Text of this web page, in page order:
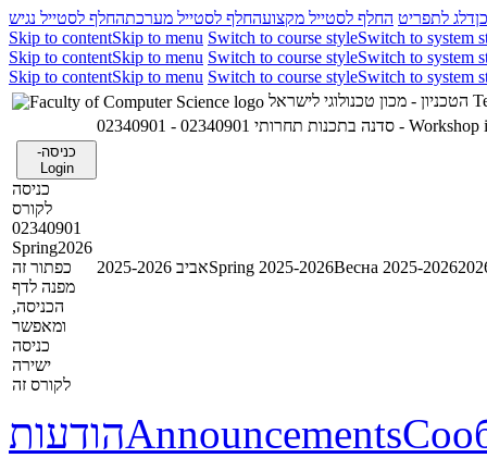
דלג לתפריט החלף לסטייל מקצועהחלף לסטייל מערכתהחלף לסטייל נגיש
Skip to contentSkip to menu Switch to course styleSwitch to system
Skip to contentSkip to menu Switch to course styleSwitch to system
Skip to contentSkip to menu Switch to course styleSwitch to system
02340901 - סדנה בתכנות תחרותי 02340901 -
כניסה-
Login
כניסה
לקורס
02340901
Spring2026
כפתור זה
מפנה לדף
הכניסה,
ומאפשר
כניסה
ישירה
לקורס זה
אביב 2025-2026Spring 2025-2026Весна 2025-2026
הודעותAnnouncements